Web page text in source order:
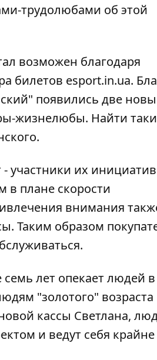
трудолюбами об этой
возможен благодаря
билетов esport.in.ua.
появились две
жизнелюбы. Найти
участники их
в плане скорости
внимания
Таким образом
лет опекает людей в
"золотого" возраста
кассы Светлана,
и ведут себя крайне